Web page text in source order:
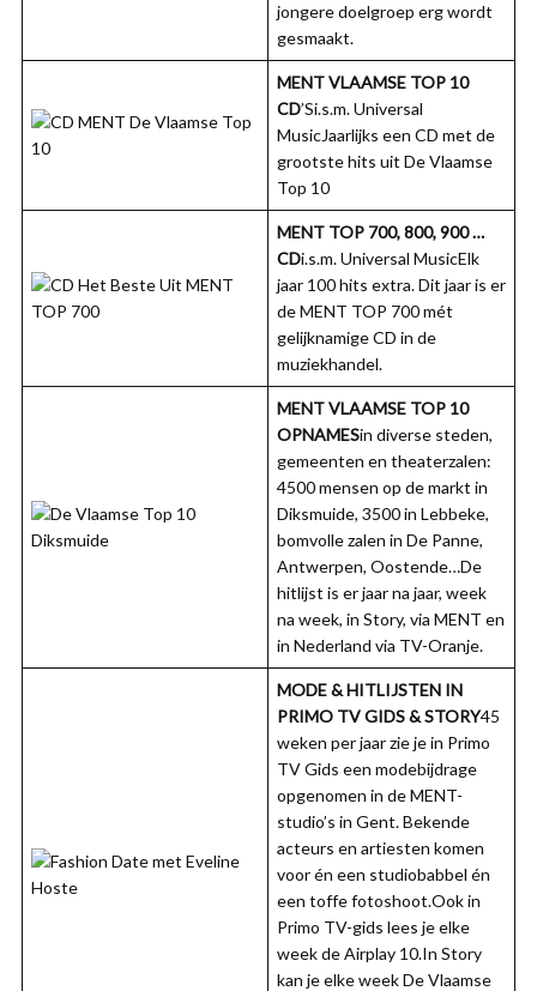
jongere doelgroep erg wordt
gesmaakt.
MENT VLAAMSE TOP 10
CD’Si.s.m. Universal
MusicJaarlijks een CD met de
grootste hits uit De Vlaamse
Top 10
MENT TOP 700, 800, 900 …
CDi.s.m. Universal MusicElk
jaar 100 hits extra. Dit jaar is er
de MENT TOP 700 mét
gelijknamige CD in de
muziekhandel.
MENT VLAAMSE TOP 10
OPNAMESin diverse steden,
gemeenten en theaterzalen:
4500 mensen op de markt in
Diksmuide, 3500 in Lebbeke,
bomvolle zalen in De Panne,
Antwerpen, Oostende…De
hitlijst is er jaar na jaar, week
na week, in Story, via MENT en
in Nederland via TV-Oranje.
MODE & HITLIJSTEN IN
PRIMO TV GIDS & STORY45
weken per jaar zie je in Primo
TV Gids een modebijdrage
opgenomen in de MENT-
studio’s in Gent. Bekende
acteurs en artiesten komen
voor én een studiobabbel én
een toffe fotoshoot.Ook in
Primo TV-gids lees je elke
week de Airplay 10.In Story
kan je elke week De Vlaamse